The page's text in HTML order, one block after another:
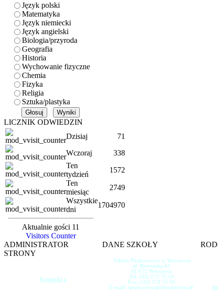
Język polski
Matematyka
Język niemiecki
Język angielski
Biologia/przyroda
Geografia
Historia
Wychowanie fizyczne
Chemia
Fizyka
Religia
Sztuka/plastyka
LICZNIK ODWIEDZIN
Dzisiaj
71
Wczoraj
338
Ten
tydzień
1572
Ten
miesiąc
2749
Wszystkie
dni
1704970
Aktualnie gości 11
Visitors Counter
ADMINISTRATOR
STRONY
Kontakt z
DANE SZKOŁY
Szkoła Podstawowa w Wieszowie
ul. Bytomska 62
42-672 Wieszowa
Tel. (32) 273 75 54
Fax: (32) 273 75 54
E-mail: spwieszowa@zbroslawice.pl